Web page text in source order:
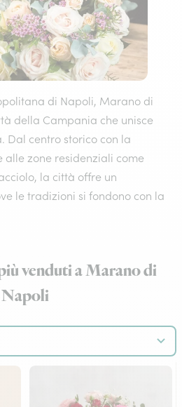
di Napoli, Marano di
della Campania che unisce
Dal centro storico con la
alle zone residenziali come
la città offre un
le tradizioni si fondono con la
venduti a Marano di
Napoli